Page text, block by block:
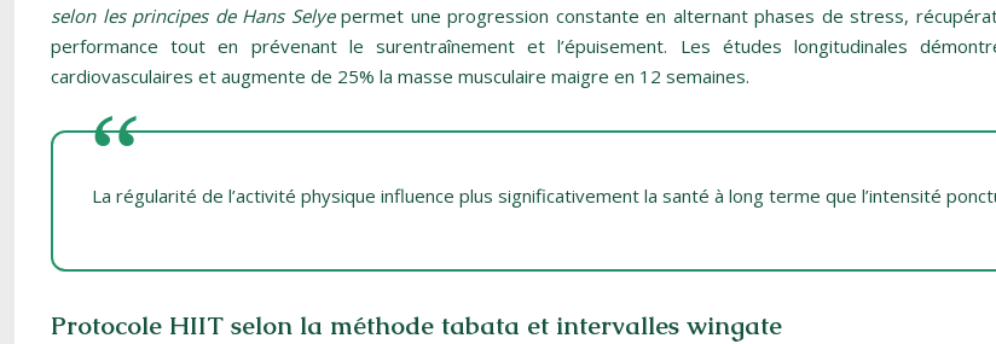
selon les principes de Hans Selye permet une progression constante en alternant phases de stress,
performance tout en prévenant le surentraînement et l’épuisement. Les études longitudinales
cardiovasculaires et augmente de 25% la masse musculaire maigre en 12 semaines.
La régularité de l’activité physique influence plus significativement la santé à long terme que l’intensité
Protocole HIIT selon la méthode tabata et intervalles wingate